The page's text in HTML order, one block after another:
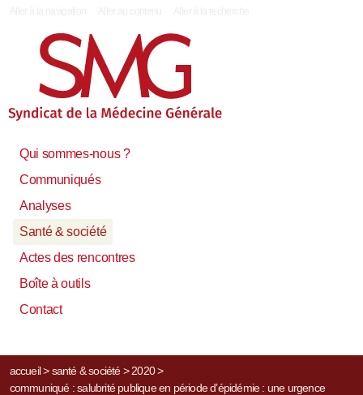
Qui sommes-nous ?
Communiqués
Analyses
Santé & société
Actes des rencontres
Boîte à outils
Contact
accueil> santé & société> 2020>
communiqué : salubrité publique en période d’épidémie : une urgence